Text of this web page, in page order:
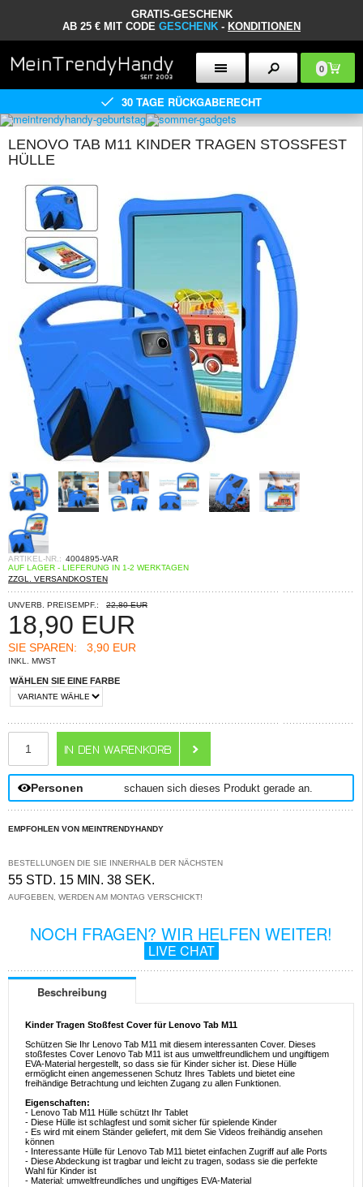
GRATIS-GESCHENK
AB 25 € MIT CODE GESCHENK - KONDITIONEN
0
30 TAGE RÜCKGABERECHT
LENOVO TAB M11 KINDER TRAGEN STOSSFEST H
ÜLLE
ARTIKEL-NR.: 4004895-VAR
AUF LAGER - LIEFERUNG IN 1-2 WERKTAGEN
ZZGL. VERSANDKOSTEN
UNVERB. PREISEMPF.: 22,80 EUR
18,90 EUR
SIE SPAREN: 3,90 EUR
INKL. MWST
WÄHLEN SIE EINE FARBE
Personen schauen sich dieses Produkt gerade an.
EMPFOHLEN VON MEINTRENDYHANDY
BESTELLUNGEN DIE SIE INNERHALB DER NÄCHSTEN
55 STD. 15 MIN. 38 SEK.
AUFGEBEN, WERDEN AM MONTAG VERSCHICKT!
NOCH FRAGEN? WIR HELFEN WEITER!
LIVE CHAT
Beschreibung
Kinder Tragen Stoßfest Cover für Lenovo Tab M11
Schützen Sie Ihr Lenovo Tab M11 mit diesem interessanten Cover. Dieses
stoßfestes Cover Lenovo Tab M11 ist aus umweltfreundlichem und ungiftigem
EVA-Material hergestellt, so dass sie für Kinder sicher ist. Diese Hülle
ermöglicht einen angemessenen Schutz Ihres Tablets und bietet eine
freihändige Betrachtung und leichten Zugang zu allen Funktionen.
Eigenschaften:
- Lenovo Tab M11 Hülle schützt Ihr Tablet
- Diese Hülle ist schlagfest und somit sicher für spielende Kinder
- Es wird mit einem Ständer geliefert, mit dem Sie Videos freihändig ansehen
können
- Interessante Hülle für Lenovo Tab M11 bietet einfachen Zugriff auf alle Ports
- Diese Abdeckung ist tragbar und leicht zu tragen, sodass sie die perfekte
Wahl für Kinder ist
- Material: umweltfreundliches und ungiftiges EVA-Material